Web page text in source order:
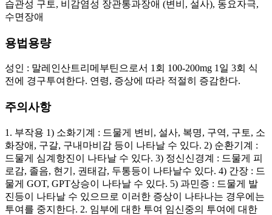
습관성 구토, 비감염성 장관통과장애 (변비, 설사), 동요자극,
수면장애
용법용량
성인 : 말레인산트리메부틴으로서 1회 100-200mg 1일 3회 식
전에 경구투여한다. 연령, 증상에 따라 적절히 증감한다.
주의사항
1. 부작용 1) 소화기계 : 드물게 변비, 설사, 복명, 구역, 구토, 소
화장애, 구갈, 구내마비감 등이 나타날 수 있다. 2) 순환기계 :
드물게 심계항진이 나타날 수 있다. 3) 정신신경계 : 드물게 피
로감, 졸음, 현기, 권태감, 두통등이 나타날수 있다. 4) 간장 : 드
물게 GOT, GPT상승이 나타날 수 있다. 5) 과민증 : 드물게 발
진등이 나타날 수 있으므로 이러한 증상이 나타나는 경우에는
투여를 중지한다. 2. 임부에 대한 투여 임신중의 투여에 대한